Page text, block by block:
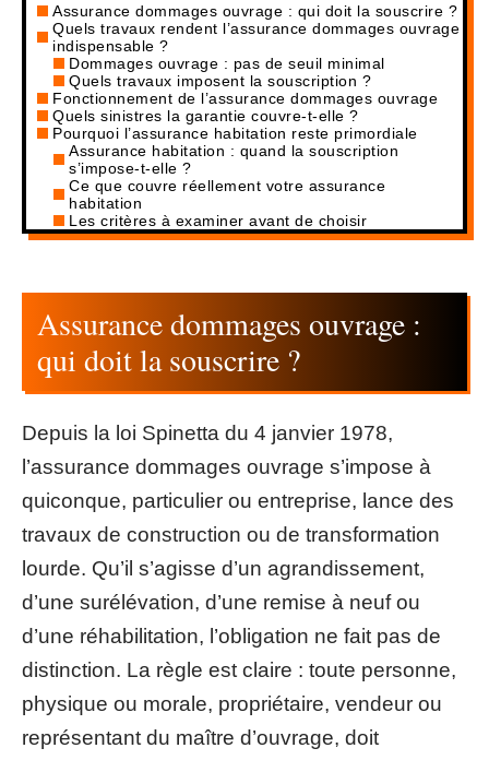
Assurance dommages ouvrage : qui doit la souscrire ?
Quels travaux rendent l’assurance dommages ouvrage
indispensable ?
Dommages ouvrage : pas de seuil minimal
Quels travaux imposent la souscription ?
Fonctionnement de l’assurance dommages ouvrage
Quels sinistres la garantie couvre-t-elle ?
Pourquoi l’assurance habitation reste primordiale
Assurance habitation : quand la souscription
s’impose-t-elle ?
Ce que couvre réellement votre assurance
habitation
Les critères à examiner avant de choisir
Assurance dommages ouvrage :
qui doit la souscrire ?
Depuis la loi Spinetta du 4 janvier 1978,
l’assurance dommages ouvrage s’impose à
quiconque, particulier ou entreprise, lance des
travaux de construction ou de transformation
lourde. Qu’il s’agisse d’un agrandissement,
d’une surélévation, d’une remise à neuf ou
d’une réhabilitation, l’obligation ne fait pas de
distinction. La règle est claire : toute personne,
physique ou morale, propriétaire, vendeur ou
représentant du maître d’ouvrage, doit